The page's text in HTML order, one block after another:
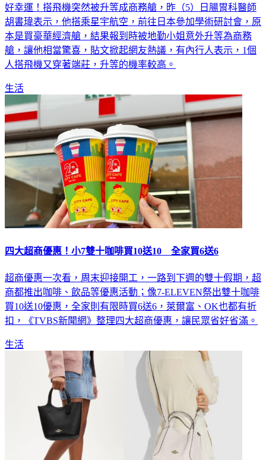
好幸運！搭飛機突然被升等成商務艙，昨（5）日腸胃科醫師
胡書瑋表示，他搭乘星宇航空，前往日本參加學術研討會，原
本是買豪華經濟艙，結果報到時被地勤小姐意外升等為商務
艙，讓他相當驚喜，貼文掀起網友熱議，有內行人表示，1個
人搭飛機又穿著端莊，升等的機率較高。
生活
四大超商優惠！小7雙十咖啡買10送10 全家買6送6
超商優惠一次看，周末迎接開工，一路到下週的雙十假期，超
商都推出咖啡、飲品等優惠活動；像7-ELEVEN祭出雙十咖啡
買10送10優惠，全家則有限時買6送6，萊爾富、OK也都有折
扣，《TVBS新聞網》整理四大超商優惠，讓民眾省好省滿。
生活